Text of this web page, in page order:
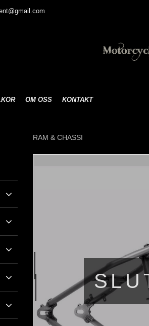
OM OSS KONTAKT
RAM & CHASSI